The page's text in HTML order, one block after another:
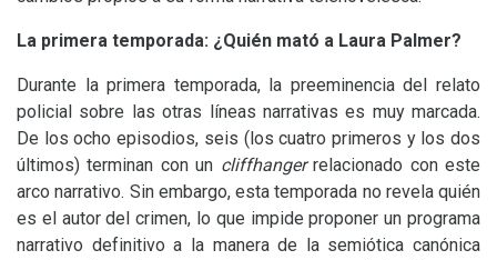
La primera temporada: ¿Quién mató a Laura Palmer?
Durante la primera temporada, la preeminencia del relato
policial sobre las otras líneas narrativas es muy marcada.
De los ocho episodios, seis (los cuatro primeros y los dos
últimos) terminan con un cliffhangerrelacionado con este
arco narrativo. Sin embargo, esta temporada no revela quién
es el autor del crimen, lo que impide proponer un programa
narrativo definitivo a la manera de la semiótica canónica